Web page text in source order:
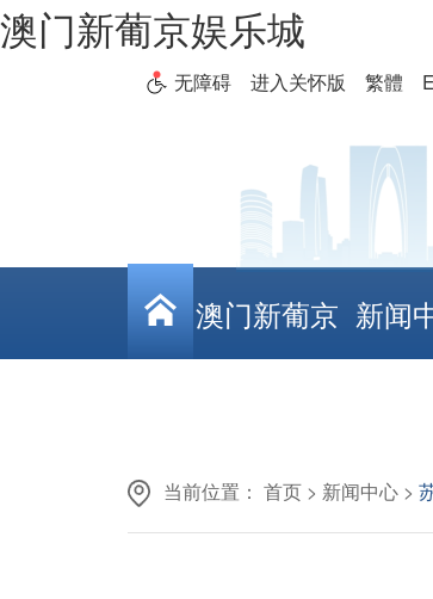
澳门新葡京娱乐城
无障碍 进入关怀版 繁體
澳门新葡京 新闻
当前位置： 首页 > 新闻中心 >